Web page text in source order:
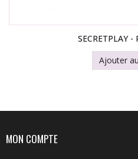
SECRETPLAY -
Ajouter
MON COMPTE